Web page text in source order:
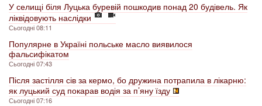
У селищі біля Луцька буревій пошкодив понад 20 будівель. Як
ліквідовують наслідки
Сьогодні 08:11
Популярне в Україні польське масло виявилося
фальсифікатом
Сьогодні 07:43
Після застілля сів за кермо, бо дружина потрапила в лікарню:
як луцький суд покарав водія за п’яну їзду
Сьогодні 07:16